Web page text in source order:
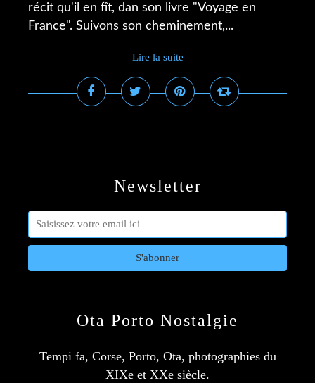
récit qu'il en fît, dan son livre "Voyage en
France". Suivons son cheminement,...
Lire la suite
Newsletter
Ota Porto Nostalgie
Tempi fa, Corse, Porto, Ota, photographies du
XIXe et XXe siècle.